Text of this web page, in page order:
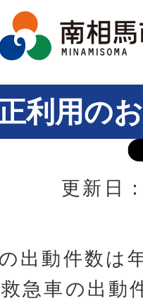
利用の
更新日
出動件数は
急車の出動